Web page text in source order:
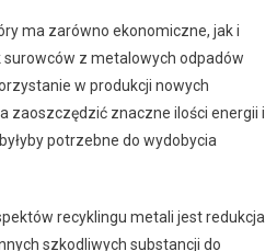
ma zarówno ekonomiczne, jak i
surowców z metalowych odpadów
w produkcji nowych
zaoszczędzić znaczne ilości energii i
potrzebne do wydobycia
recyklingu metali jest redukcja
szkodliwych substancji do